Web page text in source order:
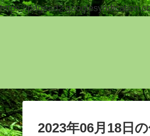
https://
2023年06月18日